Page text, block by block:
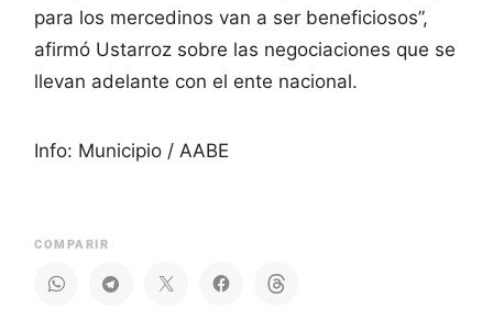
para los mercedinos van a ser beneficiosos”,
afirmó Ustarroz sobre las negociaciones que se
llevan adelante con el ente nacional.
Info: Municipio / AABE
COMPARIR